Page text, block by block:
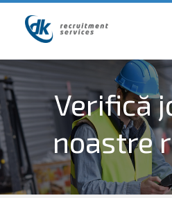
Verifică
noastre